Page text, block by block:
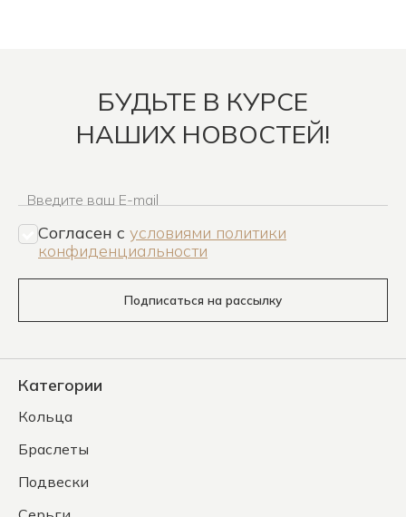
БУДЬТЕ В КУРСЕ
НАШИХ НОВОСТЕЙ!
Введите ваш E-mail
Согласен c условиями политики
конфиденциальности
Подписаться на рассылку
Категории
Кольца
Браслеты
Подвески